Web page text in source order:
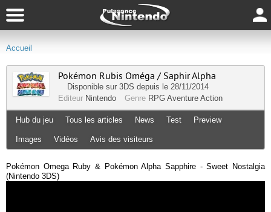
Accueil
Pokémon Rubis Oméga / Saphir Alpha
Disponible sur 3DS depuis le 28/11/2014
Editeur Nintendo Genre RPG Aventure Action
Hub du jeu Tous les articles News Test Preview
Images Vidéos Avis des visiteurs
Pokémon Omega Ruby & Pokémon Alpha Sapphire - Sweet Nostalgia
(Nintendo 3DS)